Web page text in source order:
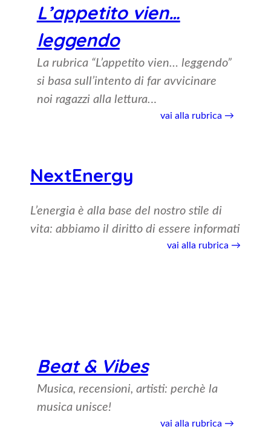
L’appetito vien…
leggendo
La rubrica “L’appetito vien… leggendo”
si basa sull’intento di far avvicinare
noi ragazzi alla lettura...
vai alla rubrica →
NextEnergy
L’energia è alla base del nostro stile di
vita: abbiamo il diritto di essere informati
vai a lla rubrica →
Beat & Vibes
Musica, recensioni, artisti: perchè la
musica unisce!
vai alla rubrica →